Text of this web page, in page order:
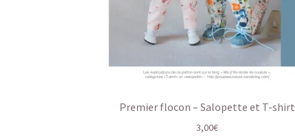
Premier flocon – Salopette et T-shirt
3,00€